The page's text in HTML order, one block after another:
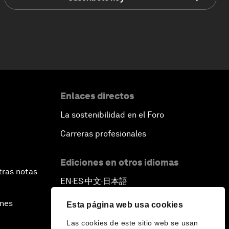
Esta página web usa cookies
Las cookies de este sitio web se usan
notas
Enlaces directos
La sostenibilidad en el Foro
Carreras profesionales
Ediciones en otros idiomas
EN ▪ES▪中文▪ 日本語